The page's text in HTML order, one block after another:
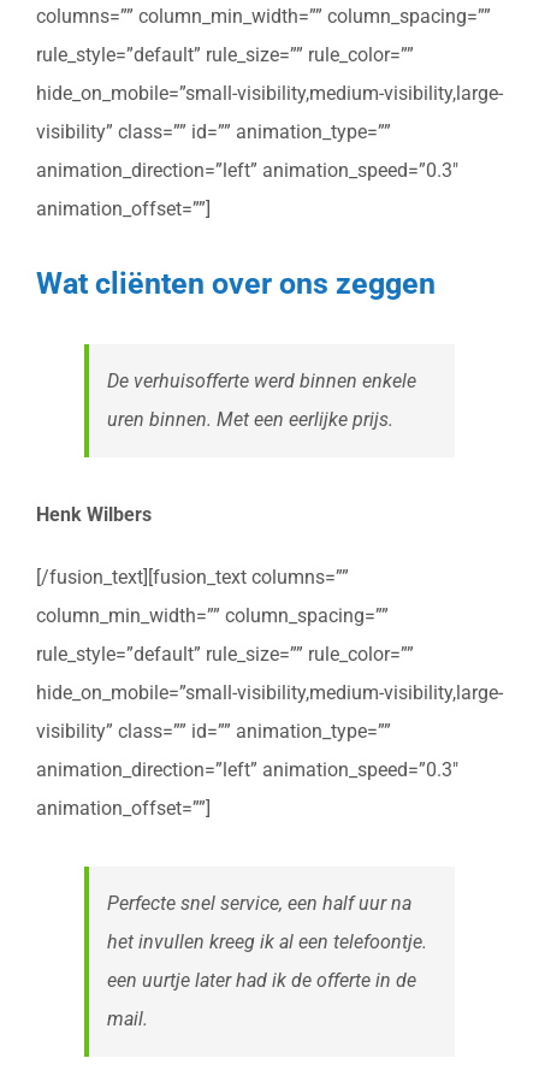
columns=”” column_min_width=”” column_spacing=””
rule_style=”default” rule_size=”” rule_color=””
hide_on_mobile=”small-visibility,medium-visibility,large-
visibility” class=”” id=”” animation_type=””
animation_direction=”left” animation_speed=”0.3″
animation_offset=””]
Wat cliënten over ons zeggen
De verhuisofferte werd binnen enkele
uren binnen. Met een eerlijke prijs.
Henk Wilbers
[/fusion_text][fusion_text columns=””
column_min_width=”” column_spacing=””
rule_style=”default” rule_size=”” rule_color=””
hide_on_mobile=”small-visibility,medium-visibility,large-
visibility” class=”” id=”” animation_type=””
animation_direction=”left” animation_speed=”0.3″
animation_offset=””]
Perfecte snel service, een half uur na
het invullen kreeg ik al een telefoontje.
een uurtje later had ik de offerte in de
mail.